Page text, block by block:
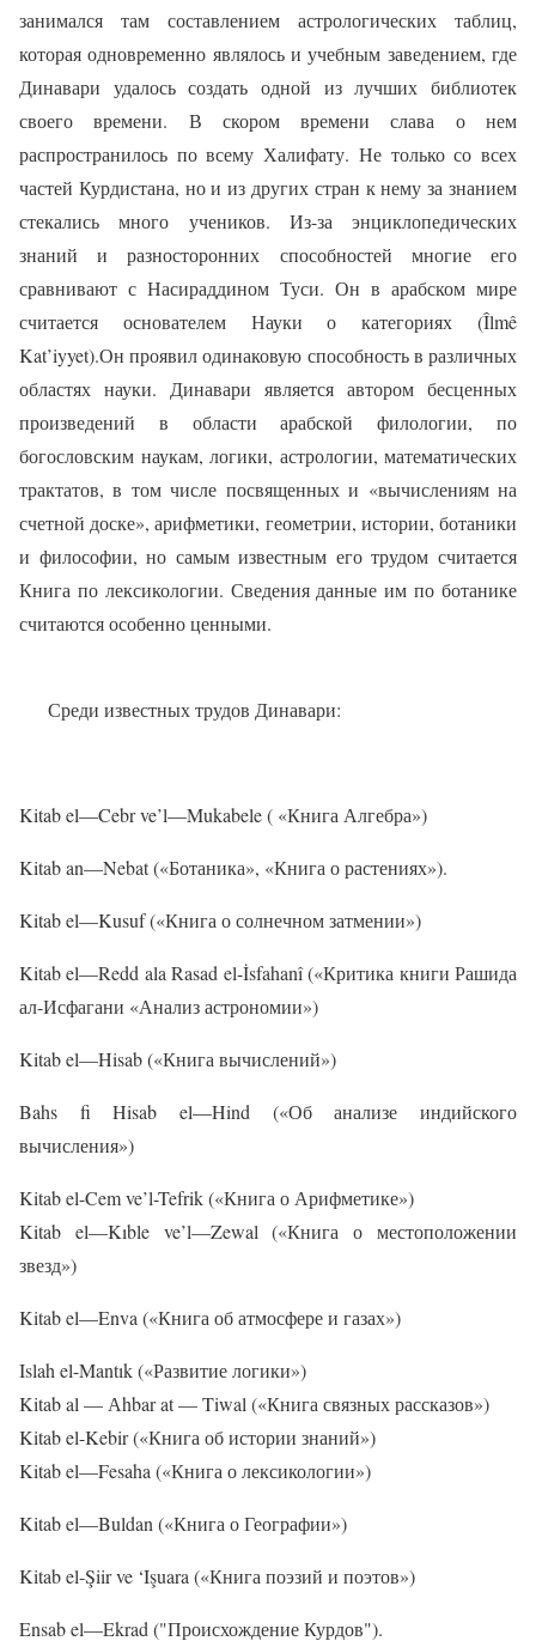
занимался там составлением астрологических таблиц,
которая одновременно являлось и учебным заведением, где
Динавари удалось создать одной из лучших библиотек
своего времени. В скором времени слава о нем
распространилось по всему Халифату. Не только со всех
частей Курдистана, но и из других стран к нему за знанием
стекались много учеников. Из-за энциклопедических
знаний и разносторонних способностей многие его
сравнивают с Насираддином Туси. Он в арабском мире
считается основателем Науки о категориях (Îlmê
Kat’iyyet).Он проявил одинаковую способность в различных
областях науки. Динавари является автором бесценных
произведений в области арабской филологии, по
богословским наукам, логики, астрологии, математических
трактатов, в том числе посвященных и «вычислениям на
счетной доске», арифметики, геометрии, истории, ботаники
и философии, но самым известным его трудом считается
Книга по лексикологии. Сведения данные им по ботанике
считаются особенно ценными.
Среди известных трудов Динавари:
Kitabel—Cebrve’l—Mukabele( «Книга Алгебра»)
Kitaban—Nebat(«Ботаника», «Книга о растениях»).
Kitabel—Kusuf(«Книга о солнечном затмении»)
Kitab el—Redd ala Rasad el-İsfahanî («Критика книги Рашида
ал-Исфагани «Анализ астрономии»)
Kitabel—Hisab(«Книга вычислений»)
Bahs fi Hisab el—Hind («Об анализе индийского
вычисления»)
Kitab el-Cem ve’l-Tefrik («Книга о Арифметике»)
Kitab el—Kıble ve’l—Zewal («Книга о местоположении
звезд»)
Kitabel—Enva («Книга об атмосфере и газах»)
Islah el-Mantık («Развитиелогики»)
Kitab al — Аhbar at — Tiwal («Книга связныхрассказов»)
Kitab el-Kebir («Книга обистории знаний»)
Kitabel—Fesaha («Книга о лексикологии»)
Kitabel—Buldan («Книга о Географии»)
Kitabel-Şiirve ‘Işuara («Книга поэзий и поэтов»)
Ensabel—Ekrad ("Происхождение Курдов").